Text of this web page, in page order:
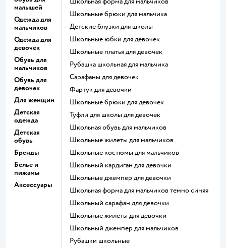
малышей
Одежда для
мальчиков
Одежда для
девочек
Обувь для
мальчиков
Обувь для
девочек
Для женщин
Детская
одежда
Детская
обувь
Бренды
Белье и
пижамы
Аксессуары
Школьные брюки для мальчика
Детские блузки для школы
Школьные юбки для девочек
Школьные платья для девочек
Рубашка школьная для мальчика
Сарафаны для девочек
Фартук для девочки
Школьные брюки для девочек
Туфли для школы для девочек
Школьная обувь для мальчиков
Школьные жилеты для мальчиков
Школьные костюмы для мальчиков
Школьный кардиган для девочки
Школьные джемпер для девочки
Школьная форма для мальчиков темно синяя
Школьный сарафан для девочки
Школьные жилеты для девочки
Школьный джемпер для мальчиков
Рубашки школьные